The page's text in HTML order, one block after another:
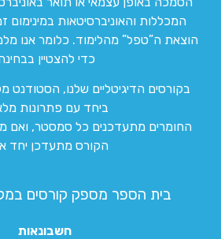
המכללות והאוניברסיטאות במינימום
הוצאת ה”טפל” מהלימוד. כלומר אנו
כדי להצטיין
בקורסים הדיגיטליים שלנו, הסטודנט
ביחד עם פתרונות
החומרים מתעדכנים כל סמסטר, ואם
הקורס מתעדכן יחד
בית הספר מספק קורסים
חשבונאות